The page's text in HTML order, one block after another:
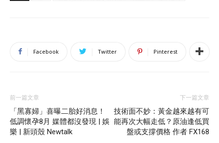
Facebook Twitter Pinterest
前一篇文章
「黑寡婦」喜曝二胎好消息！
低調懷孕8月 媒體都沒發現 | 娛
樂 | 新頭殼 Newtalk
下一篇文章
技術面不妙：黃金越來越有可
能再次大幅走低？原油逢低買
盤或支撐價格 作者 FX168